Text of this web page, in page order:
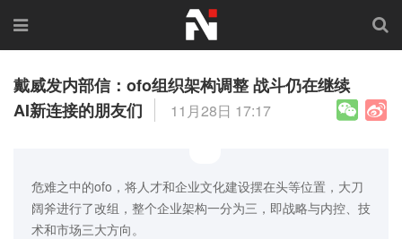
戴威发内部信：ofo组织架构调整 战斗仍在继续
AI新连接的朋友们
11月28日 17:17
危难之中的ofo，将人才和企业文化建设摆在头等位置，大刀
阔斧进行了改组，整个企业架构一分为三，即战略与内控、技
术和市场三大方向。